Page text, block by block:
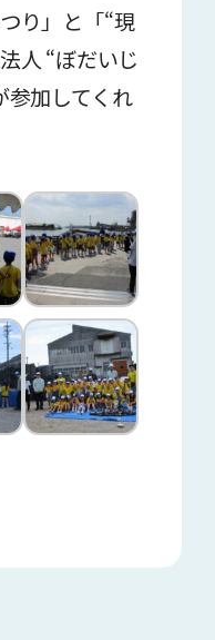
り」と「“現
人 “ぼだいじ
参加してくれ